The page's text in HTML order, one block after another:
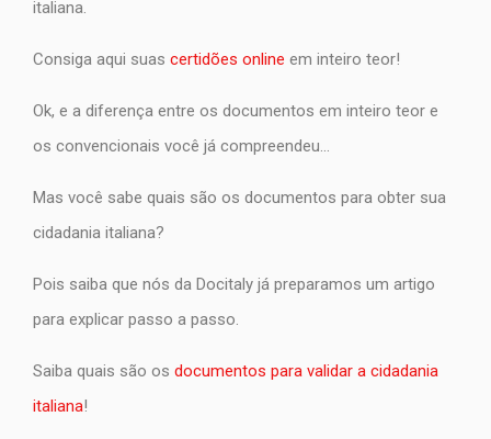
italiana.
Consiga aqui suas certidões online em inteiro teor!
Ok, e a diferença entre os documentos em inteiro teor e
os convencionais você já compreendeu…
Mas você sabe quais são os documentos para obter sua
cidadania italiana?
Pois saiba que nós da Docitaly já preparamos um artigo
para explicar passo a passo.
Saiba quais são os documentos para validar a cidadania
italiana!